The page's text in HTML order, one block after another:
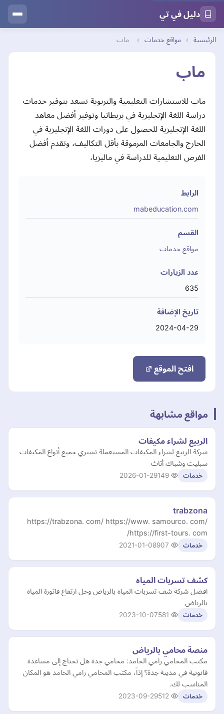
دليل في تي
الرئيسية › مواقع خدمات › ماب
ماب
ماب للاستشارات التعليمية والتربوية تسعد بتوفير خدمات
دراسة اللغة الإنجليزية في بريطانيا وتوفير أفضل معاهد
اللغة الإنجليزية للحصول على دورات اللغة الإنجليزية في
الخارج والجامعات المرموقة بأقل التكاليف، وتقدم أفضل
الفرص التعليمية للدراسة في ماليزيا،
الرابط
mabeducation.com
القسم
مواقع خدمات
عدد الزيارات
635
تاريخ الإضافة
2024-04-29
افتح الموقع
مواقع مشابهة
الربيع لشراء مكيفات
شركة الربيع لشراء المكيفات المستعملة نشتري جميع أنواع المكيفات
سبليت وشباك أثاث
خدمات 2026-01-29
trabzona
https://trabzona. com/ https://www. samourco. com/
https://first-tours. com/
خدمات 2021-01-08
كشف تسربات المياه
افضل شركة شف تسربات المياه بالرياض وحل ارتفاع فاتورة المياه
بالرياض
خدمات 2023-10-07
منصة محامي بالرياض
مكتب المحامي رامي الحامد: محامي جدة هل تحتاج إلى مساعدة
قانونية في مدينة جدة؟ إذاً، مكتب المحامي رامي الحامد هو المكان
المناسب لك.
خدمات 2023-09-29